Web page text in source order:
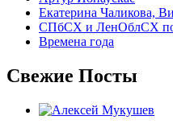
Екатерина Чаликова,
СПбСХ и ЛенОблСХ
Времена года
Свежие Посты